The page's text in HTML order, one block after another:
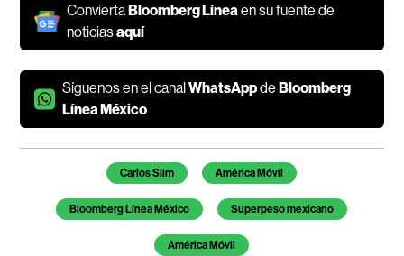
ConviertaBloomberg Línea en su fuente de
noticiasaquí
Síguenos en el canalWhatsAppdeBloomberg
Línea México
Temas de este artículo
Carlos Slim América Móvil
Bloomberg Línea México Superpeso mexicano
América Móvil